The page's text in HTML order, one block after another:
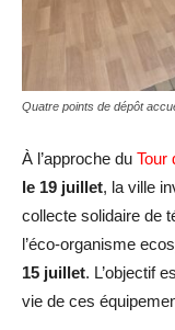
Quatre points de dépôt
À l’approche du Tour
le 19 juillet, la ville
collecte solidaire de
l’éco-organisme
15 juillet. L’objectif
vie de ces